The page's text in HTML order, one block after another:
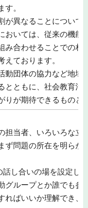
す。
が異なることについて
おいては、従来の機能
み合わせることでの相
えております。
動団体の協力など地域
とともに、社会教育活
りが期待できるものと
担当者、いろいろな立
ず問題の所在を明らか
し合いの場を設定し
グループとか誰でも参
ればいいか理解でき、